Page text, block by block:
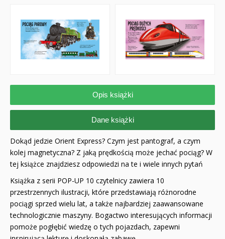
Opis książki
Dane książki
Dokąd jedzie Orient Express? Czym jest pantograf, a czym
kolej magnetyczna? Z jaką prędkością może jechać pociąg? W
tej książce znajdziesz odpowiedzi na te i wiele innych pytań
Książka z serii POP-UP 10 czytelnicy zawiera 10
przestrzennych ilustracji, które przedstawiają różnorodne
pociągi sprzed wielu lat, a także najbardziej zaawansowane
technologicznie maszyny. Bogactwo interesujących informacji
pomoże pogłębić wiedzę o tych pojazdach, zapewni